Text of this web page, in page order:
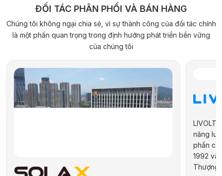
ĐỐI TÁC PHÂN PHỐI VÀ BÁN HÀNG
Chúng tôi không ngại chia sẻ, vì sự thành công của đối tác chính
là một phần quan trọng trong định hướng phát triển bền vững
của chúng tôi
năng
phần
1992 và
Thượng